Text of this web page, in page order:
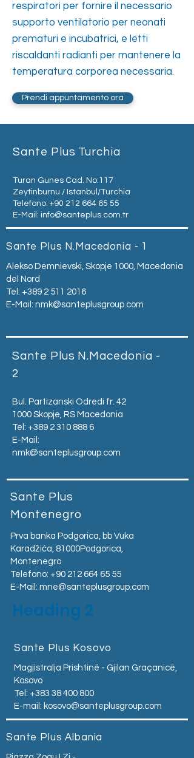
respiratori per fornire il necessario
supporto ventilatorio per neonati
prematuri e incubatrici, e letti
riscaldanti radianti per mantenere la
temperatura corporea necessaria.
Prendi appuntamento ora
Sante Plus Turchia
Turan Gunes Cad. No:117
Zeytinburnu / Istanbul/Turchia
Telefono: +90 212 664 65 55
E-Mail: info@santeplus.com.tr
Sante Plus N.Macedonia - 1
Alekso Demnievski, Skopje 1000, Macedonia
del Nord
Tel: +389 2 511 2016
E-Mail: nmk@santeplusgroup.com
Sante Plus N.Macedonia -
2
Bul. Partizanski Odredi fr. 42
1000 Skopje, RS Macedonia
Tel: +389 2 310 888 6
E-Mail:
nmk@santeplusgroup.com
Sante Plus
Montenegro
Prva banka Podgorica, bb Vuka
Karadžića, 81000Podgorica,
Montenegro​
Telefono: +90 212 664 65 55
E-Mail: mne@santeplusgroup.com
Heading 2
Sante Plus Kosovo
Magjistralja Prishtinë - Gjilan Graçanicë,
Kosovo
Tel: +383 38 400 800
E-mail: kosovo@santeplusgroup.com
Sante Plus Albania